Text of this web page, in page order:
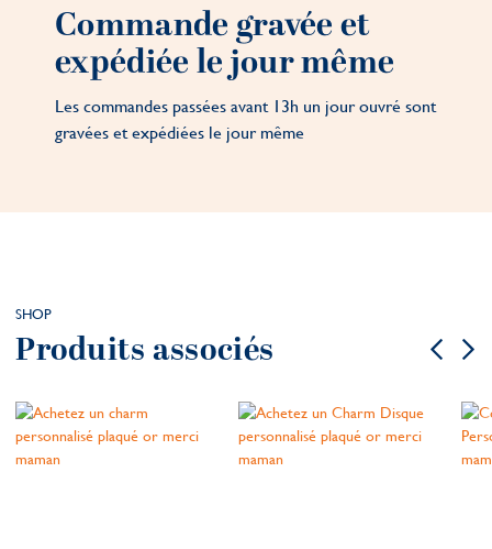
Commande gravée et
expédiée le jour même
Les commandes passées avant 13h un jour ouvré sont
gravées et expédiées le jour même
SHOP
Produits associés